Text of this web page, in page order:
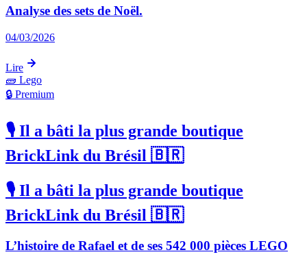
Analyse des sets de Noël.
04/03/2026
Lire
🧱 Lego
🔒 Premium
🎙️ Il a bâti la plus grande boutique
BrickLink du Brésil 🇧🇷
🎙️ Il a bâti la plus grande boutique
BrickLink du Brésil 🇧🇷
L’histoire de Rafael et de ses 542 000 pièces LEGO